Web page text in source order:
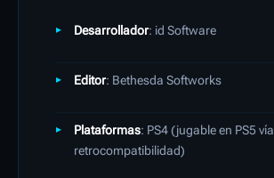
Desarrollador: id Software
Editor: Bethesda Softworks
Plataformas: PS4 (jugable en PS5 vía
retrocompatibilidad)